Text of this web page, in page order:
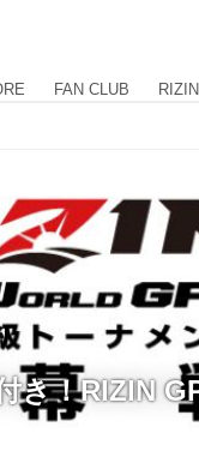
FAN CLUB
き！RIZIN